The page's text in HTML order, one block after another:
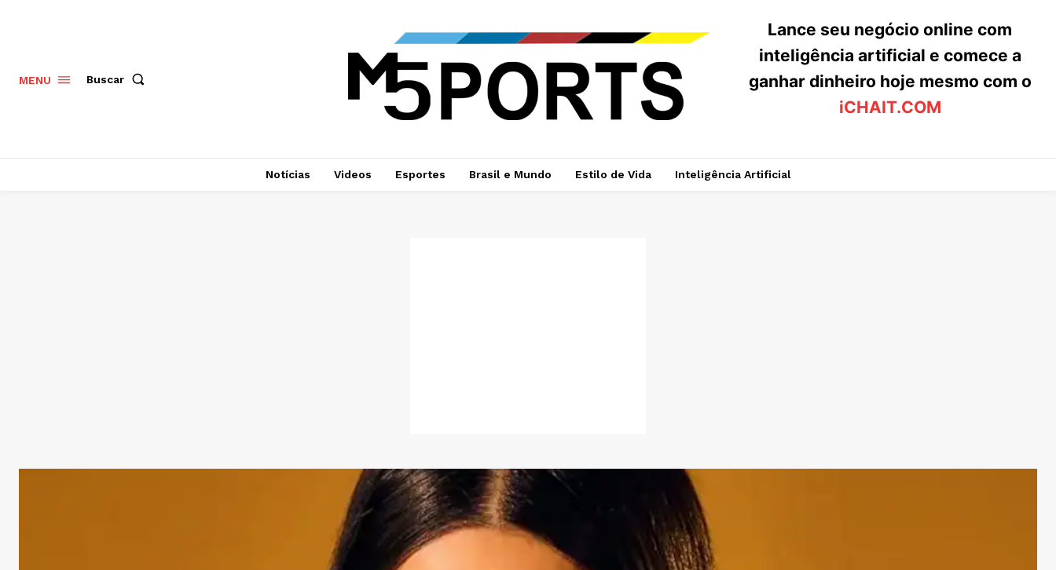
MENU Buscar
Lance seu negócio online com
inteligência artificial e comece a
ganhar dinheiro hoje mesmo com o
iCHAIT.COM
Notícias Videos Esportes Brasil e Mundo Estilo de Vida Inteligência Artificial